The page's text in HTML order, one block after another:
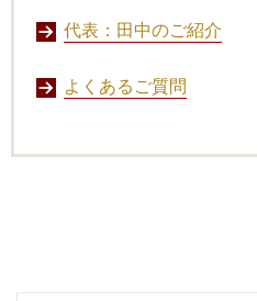
代表：田中のご紹介
よくあるご質問